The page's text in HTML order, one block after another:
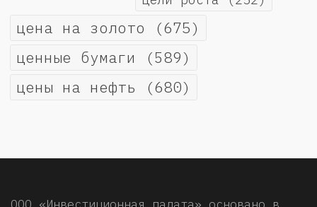
цена на золото (675)
ценные бумаги (589)
цены на нефть (680)